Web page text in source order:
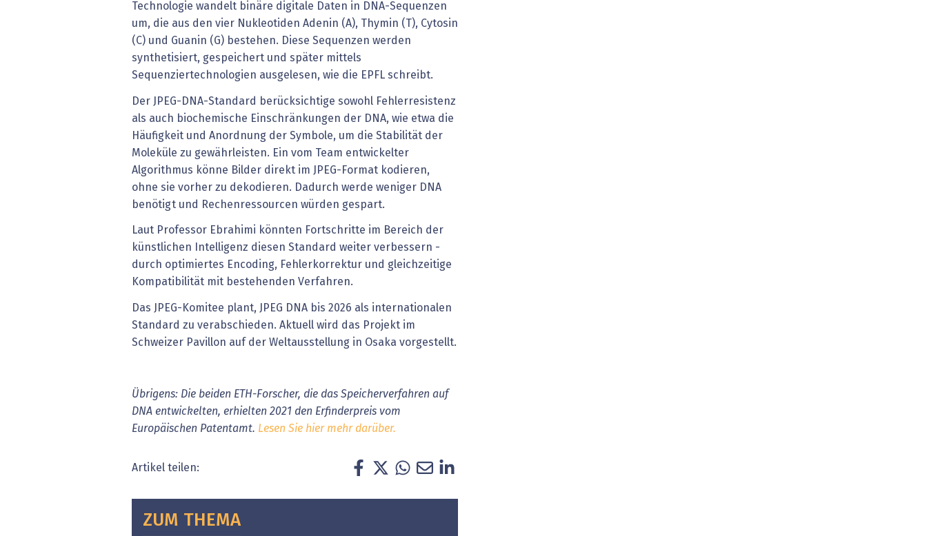
Technologie wandelt binäre digitale Daten in DNA-Sequenzen
um, die aus den vier Nukleotiden Adenin (A), Thymin (T), Cytosin
(C) und Guanin (G) bestehen. Diese Sequenzen werden
synthetisiert, gespeichert und später mittels
Sequenziertechnologien ausgelesen, wie die EPFL schreibt.
Der JPEG-DNA-Standard berücksichtige sowohl Fehlerresistenz
als auch biochemische Einschränkungen der DNA, wie etwa die
Häufigkeit und Anordnung der Symbole, um die Stabilität der
Moleküle zu gewährleisten. Ein vom Team entwickelter
Algorithmus könne Bilder direkt im JPEG-Format kodieren,
ohne sie vorher zu dekodieren. Dadurch werde weniger DNA
benötigt und Rechenressourcen würden gespart.
Laut Professor Ebrahimi könnten Fortschritte im Bereich der
künstlichen Intelligenz diesen Standard weiter verbessern -
durch optimiertes Encoding, Fehlerkorrektur und gleichzeitige
Kompatibilität mit bestehenden Verfahren.
Das JPEG-Komitee plant, JPEG DNA bis 2026 als internationalen
Standard zu verabschieden. Aktuell wird das Projekt im
Schweizer Pavillon auf der Weltausstellung in Osaka vorgestellt.
Übrigens: Die beiden ETH-Forscher, die das Speicherverfahren auf
DNA entwickelten, erhielten 2021 den Erfinderpreis vom
Europäischen Patentamt. Lesen Sie hier mehr darüber.
Artikel teilen:
ZUM THEMA